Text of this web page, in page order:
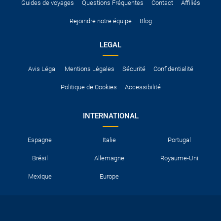
Guides de voyages Questions Fréquentes Contact Affiliés
Rejoindre notre équipe Blog
LEGAL
Avis Légal Mentions Légales Sécurité Confidentialité
Politique de Cookies Accessibilité
INTERNATIONAL
Espagne Italie Portugal
Brésil Allemagne Royaume-Uni
Mexique Europe